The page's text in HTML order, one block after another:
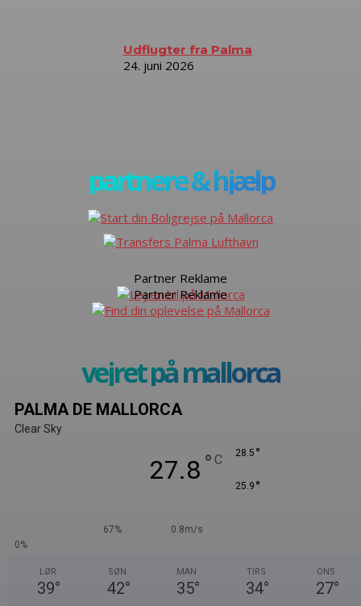
Udflugter fra Palma
24. juni 2026
partnere & hjælp
Partner Reklame
Partner Reklame
vejret på mallorca
PALMA DE MALLORCA
Clear Sky
27.8 ° C 28.5 °
25.9 °
67%
0.8m/s
0%
LØR
39°
SØN
42°
MAN
35°
TIRS
34°
ONS
27°